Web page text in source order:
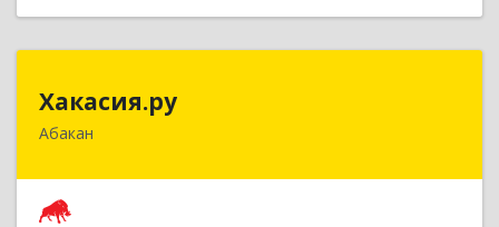
Хакасия.ру
Абакан
655017, Хакасия Респ, Абакан г, Вяткина ул, дом